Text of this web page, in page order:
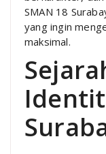
SMAN 18
yang ingin
maksimal.